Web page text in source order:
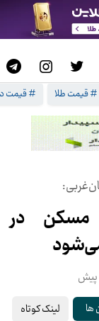
# قیمت طلا # قیمت
مسکن در
می‌شود
ها لینک کوتاه